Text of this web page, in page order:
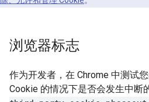
浏览器标志
作为开发者，在 Chrome 中测试
Cookie 的情况下是否会发生中断